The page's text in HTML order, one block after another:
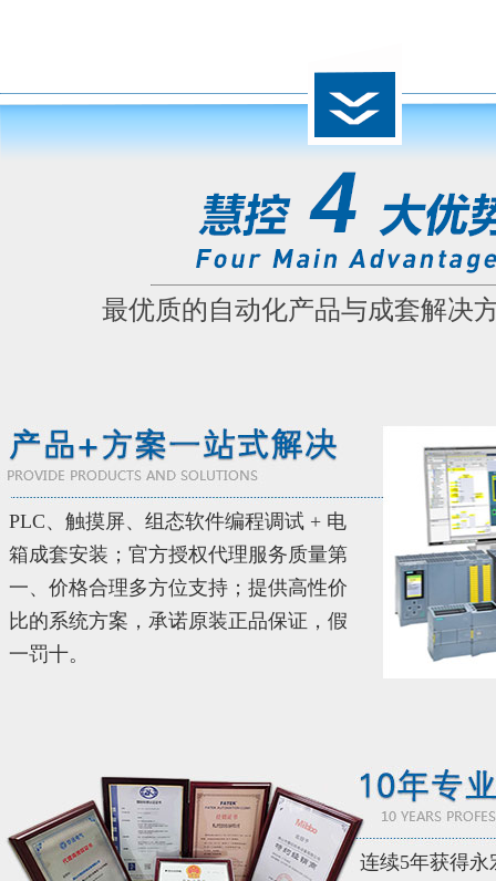
最优质的自动化产品与成套解决
PLC、触摸屏、组态软件编程调试 + 电
箱成套安装；官方授权代理服务质量第
一、价格合理多方位支持；提供高性价
比的系统方案，承诺原装正品保证，假
一罚十。
连续5年获得永